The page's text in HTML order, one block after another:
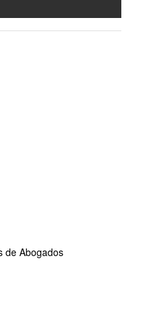
de Abogados